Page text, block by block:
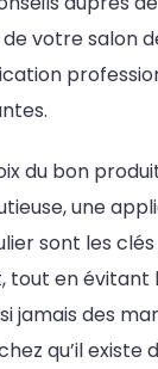
votre salon
du bon
une
sont les
tout en évitant
jamais des
qu’il existe